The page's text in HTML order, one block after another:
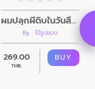
ผมปลุกผีดิบในวันสิ้นโลก (อินิกม่าxอัลฟ่า)
By : ไร้รูปแบบ
269.00
THB.
BUY